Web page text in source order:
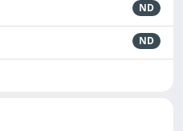
ND
ND